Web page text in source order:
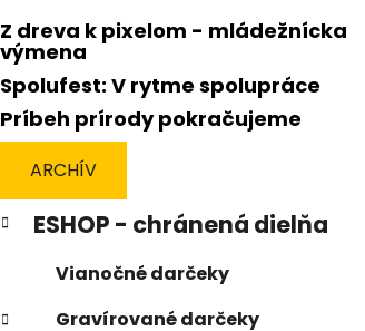
č
n
ý
p
a
e
l
Z dreva k pixelom - mládežnícka
výmena
Spolufest: V rytme spolupráce
Príbeh prírody pokračujeme
ARCHÍV
Preskočiť
kategórie
K
a
g
ESHOP - chránená dielňa
Vianočné darčeky
Gravírované darčeky